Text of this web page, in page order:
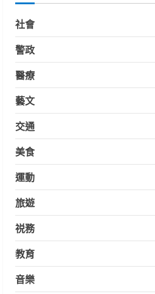
社會
警政
醫療
藝文
交通
美食
運動
旅遊
祱務
教育
音樂